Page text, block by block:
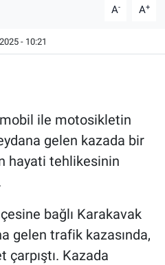
A- A+
- 10:21
ile motosikletin
gelen kazada bir
hayati tehlikesinin
bağlı Karakavak
gelen trafik kazasında,
Kazada